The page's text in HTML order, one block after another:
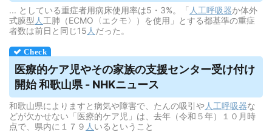
... としている重症者用病床使用率は5・3%。「 人工呼吸器か体外
式膜型 人 工肺（ECMO〈エクモ〉）を使用」とする都基準の重症
者数は前日と同じ15 人 だった。
医療的ケア児やその家族の支援センター受け付け
開始 和歌山県 - NHKニュース
和歌山県によりますと病気や障害で、たんの吸引や人工呼吸器な
どが欠かせない「医療的ケア児」は、去年（令和５年）１０月時
点で、県内に１７９ 人 いるということ